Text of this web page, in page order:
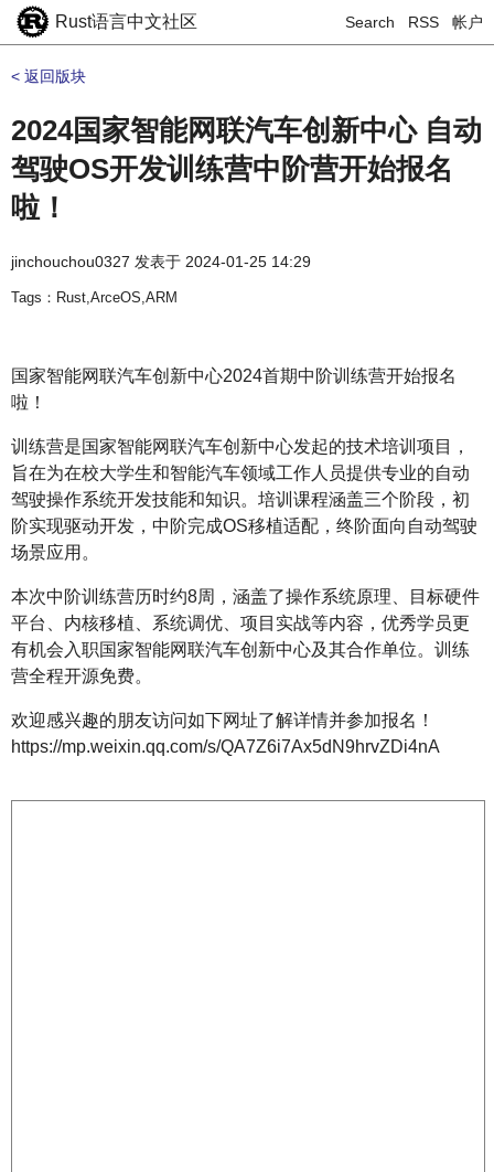
Rust语言中文社区 Search RSS 帐户
< 返回版块
2024国家智能网联汽车创新中心 自动
驾驶OS开发训练营中阶营开始报名
啦！
jinchouchou0327 发表于 2024-01-25 14:29
Tags：Rust,ArceOS,ARM
国家智能网联汽车创新中心2024首期中阶训练营开始报名
啦！
训练营是国家智能网联汽车创新中心发起的技术培训项目，
旨在为在校大学生和智能汽车领域工作人员提供专业的自动
驾驶操作系统开发技能和知识。培训课程涵盖三个阶段，初
阶实现驱动开发，中阶完成OS移植适配，终阶面向自动驾驶
场景应用。
本次中阶训练营历时约8周，涵盖了操作系统原理、目标硬件
平台、内核移植、系统调优、项目实战等内容，优秀学员更
有机会入职国家智能网联汽车创新中心及其合作单位。训练
营全程开源免费。
欢迎感兴趣的朋友访问如下网址了解详情并参加报名！
https://mp.weixin.qq.com/s/QA7Z6i7Ax5dN9hrvZDi4nA